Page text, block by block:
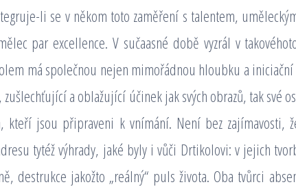
li se v někom toto zaměření s talentem,
par excellence. V sučaasné době vyzrál v
má společnou nejen mimořádnou hloubku a
a oblažující účinek jak svých obrazů, tak své
kteří jsou připraveni k vnímání. Není bez zajímavosti,
tytéž výhrady, jaké byly i vůči Drtikolovi: v jejich
destrukce jakožto „reálný“ puls života. Oba tvůrci